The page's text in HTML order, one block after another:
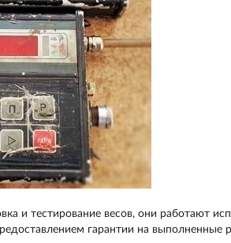
и тестирование весов, они работают
гарантии на выполненные